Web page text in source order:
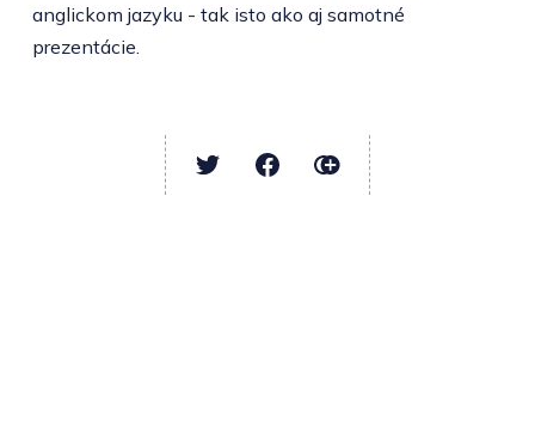
anglickom jazyku - tak isto ako aj samotné
prezentácie.